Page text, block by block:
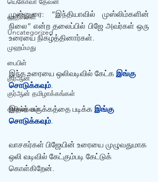
ஹதீஸ்கள்
Uncategorized
முஹம்மது
பைபிள்
குர்‍ஆன்
குர்‍ஆன் தமிழாக்கங்கள்
கிறிஸ்தவம்
முன்னுரை: “இந்தியாவில் முஸ்லிம்களின்
நிலை” என்ற தலைப்பில் பிஜே அவர்கள் ஒரு
உரையை நிகழ்த்தினார்கள்.
இந்த உரையை ஒலிவடிவில் கேட்க இங்கு
சொடுக்கவும்.
இதன் சுருக்கத்தை படிக்க இங்கு
சொடுக்கவும்.
வாசகர்கள் பிஜேயின் உரையை முழுவதுமாக
ஒலி வடிவில் கேட்கும்படி கேட்டுக்
கொள்கிறேன்.